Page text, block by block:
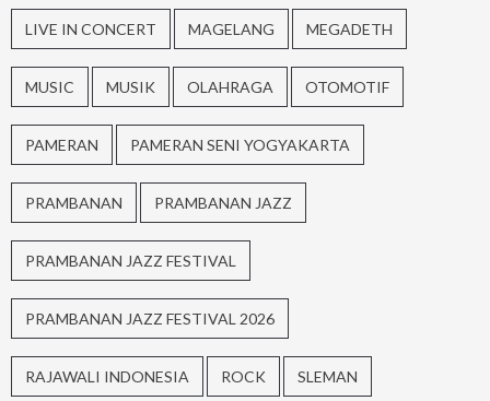
LIVE IN CONCERT MAGELANG MEGADETH
MUSIC MUSIK OLAHRAGA OTOMOTIF
PAMERAN PAMERAN SENI YOGYAKARTA
PRAMBANAN PRAMBANAN JAZZ
PRAMBANAN JAZZ FESTIVAL
PRAMBANAN JAZZ FESTIVAL 2026
RAJAWALI INDONESIA ROCK SLEMAN